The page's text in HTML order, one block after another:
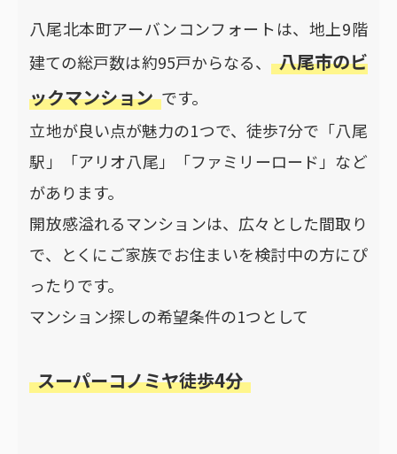
八尾北本町アーバンコンフォートは、地上9階
建ての総戸数は約95戸からなる、
八尾市のビ
ックマンション です。
立地が良い点が魅力の1つで、徒歩7分で「八尾
駅」「アリオ八尾」「ファミリーロード」など
があります。
開放感溢れるマンションは、広々とした間取り
で、とくにご家族でお住まいを検討中の方にぴ
ったりです。
マンション探しの希望条件の1つとして
スーパーコノミヤ徒歩4分